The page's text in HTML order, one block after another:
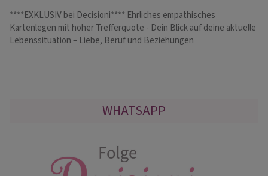
****EXKLUSIV bei Decisioni**** Ehrliches empathisches
Kartenlegen mit hoher Trefferquote - Dein Blick auf deine aktuelle
Lebenssituation – Liebe, Beruf und Beziehungen
WHATSAPP